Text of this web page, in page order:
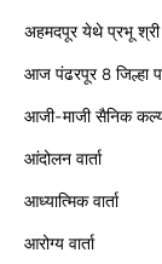
अहमदपूर येथे प्रभू श्री
आज पंढरपूर 8 जिल्हा
आजी-माजी सैनिक
आंदोलन वार्ता
आध्यात्मिक वार्ता
आरोग्य वार्ता